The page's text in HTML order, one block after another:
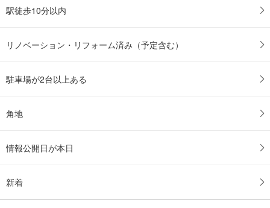
駅徒歩10分以内
リノベーション・リフォーム済み（予定含む）
駐車場が2台以上ある
角地
情報公開日が本日
新着